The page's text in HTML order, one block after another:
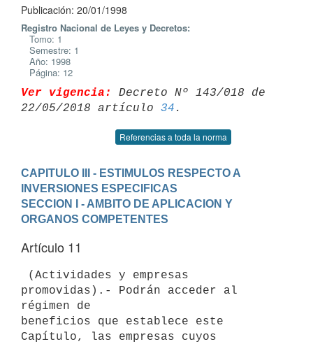
Publicación: 20/01/1998
Registro Nacional de Leyes y Decretos:
Tomo: 1
Semestre: 1
Año: 1998
Página: 12
Ver vigencia:
Decreto Nº 143/018 de
22/05/2018 artículo 34
Referencias a toda la norma
CAPITULO III - ESTIMULOS RESPECTO A
INVERSIONES ESPECIFICAS
SECCION I - AMBITO DE APLICACION Y
ORGANOS COMPETENTES
Artículo 11
promovidas).- Podrán acceder al
régimen de
beneficios que establece este
Capítulo, las empresas cuyos